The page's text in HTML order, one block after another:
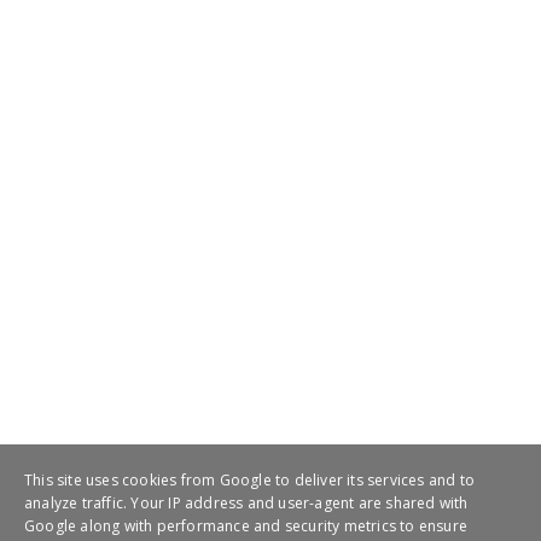
This site uses cookies from Google to deliver its services and to
analyze traffic. Your IP address and user-agent are shared with
Google along with performance and security metrics to ensure